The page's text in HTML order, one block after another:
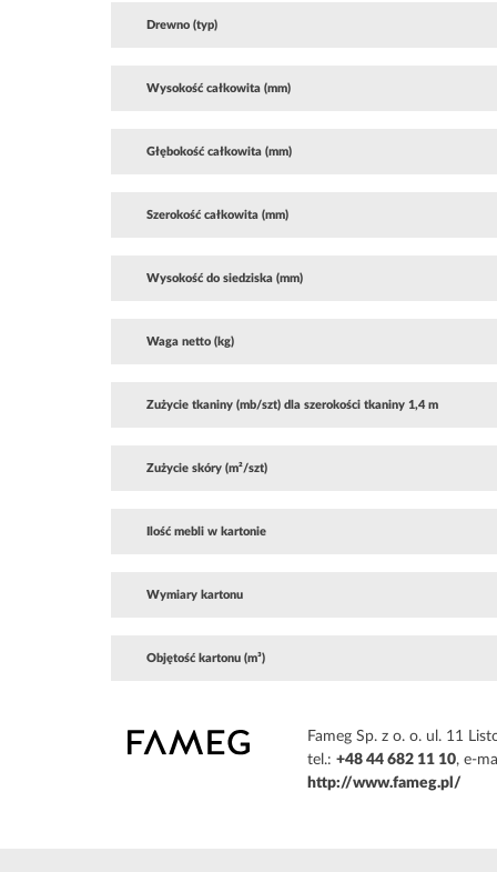
Drewno (typ)
Wysokość całkowita (mm)
Głębokość całkowita (mm)
Szerokość całkowita (mm)
Wysokość do siedziska (mm)
Waga netto (kg)
Zużycie tkaniny (mb/szt) dla szerokości tkaniny 1,4 m
Zużycie skóry (m²/szt)
Ilość mebli w kartonie
Wymiary kartonu
Objętość kartonu (m³)
Fameg Sp. z o. o. ul. 11
tel.: +48 44 682 11 10, e-
http://www.fameg.pl/